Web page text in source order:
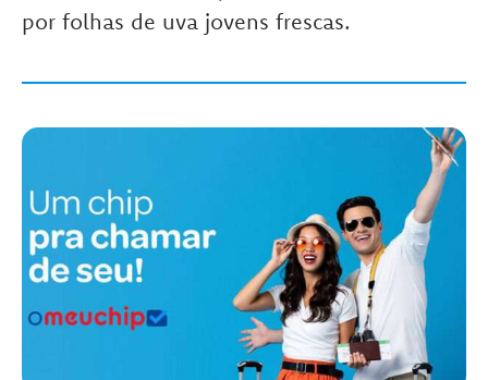
por folhas de uva jovens frescas.